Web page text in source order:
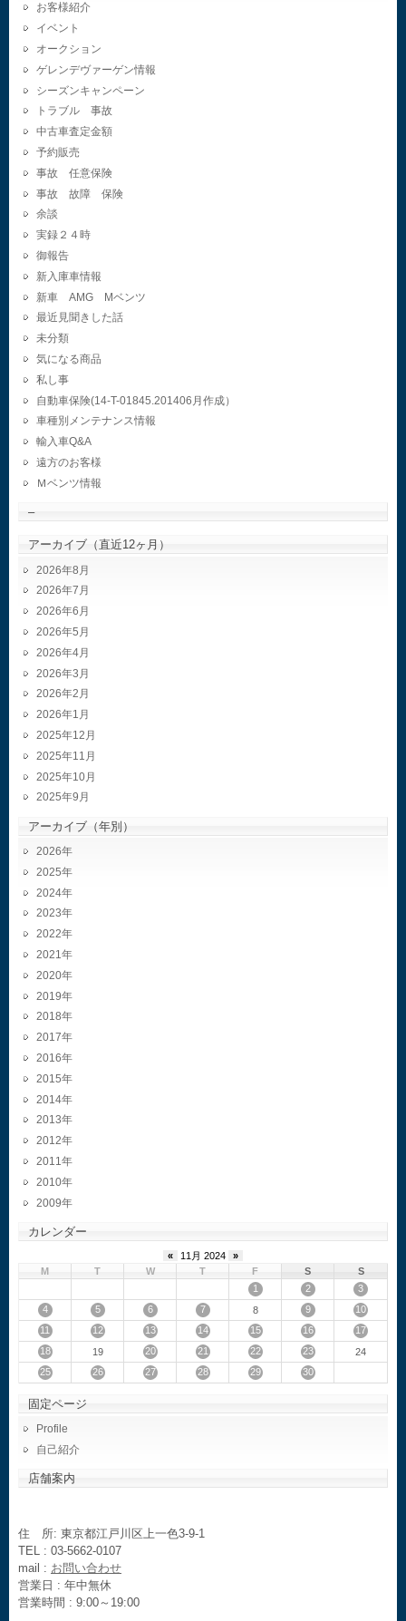
お客様紹介
イベント
オークション
ゲレンデヴァーゲン情報
シーズンキャンペーン
トラブル 事故
中古車査定金額
予約販売
事故 任意保険
事故 故障 保険
余談
実録２４時
御報告
新入庫車情報
新車 AMG Mベンツ
最近見聞きした話
未分類
気になる商品
私し事
自動車保険(14-T-01845.201406月作成）
車種別メンテナンス情報
輸入車Q&A
遠方のお客様
Ｍベンツ情報
–
アーカイブ（直近12ヶ月）
2026年8月
2026年7月
2026年6月
2026年5月
2026年4月
2026年3月
2026年2月
2026年1月
2025年12月
2025年11月
2025年10月
2025年9月
アーカイブ（年別）
2026
2025
2024
2023
2022
2021
2020
2019
2018
2017
2016
2015
2014
2013
2012
2011
2010
2009
カレンダー
« 11月 2024
»
M
T W T F S
S
1
2
3
4
5 6 7 8 9
10
11
12 13 14 15 16
17
18
19 20 21 22 23
24
25
26 27 28 29 30
固定ページ
Profile
自己紹介
店舗案内
住 所: 東京都江戸川区上一色3-9-1
TEL : 03-5662-0107
mail : お問い合わせ
営業日 : 年中無休
営業時間 : 9:00～19:00